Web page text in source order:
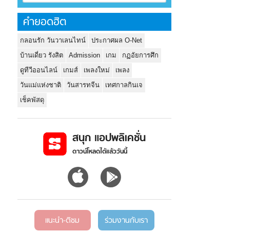
คำยอดฮิต
กลอนรัก วันวาเลนไทน์
ประกาศผล O-Net
บ้านเดี่ยว รังสิต
Admission เกม
กฏอัยการศึก
ดูทีวีออนไลน์
เกมส์ เพลงใหม่
เพลง
วันแม่แห่งชาติ
วันสารทจีน
เทศกาลกินเจ
เช็คพัสดุ
สนุก แอปพลิเคชั่น
ดาวน์โหลดได้แล้ววันนี้
แนะนำ-ติชม ร่วมงานกับเรา